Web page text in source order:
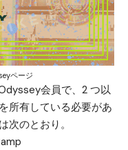
ページ
会員で、2 つ以
所有している必要があ
次のとおり。